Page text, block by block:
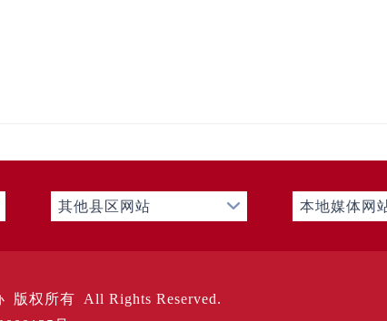
其他县区网站 本地媒体网
版权所有 All Rights Reserved.